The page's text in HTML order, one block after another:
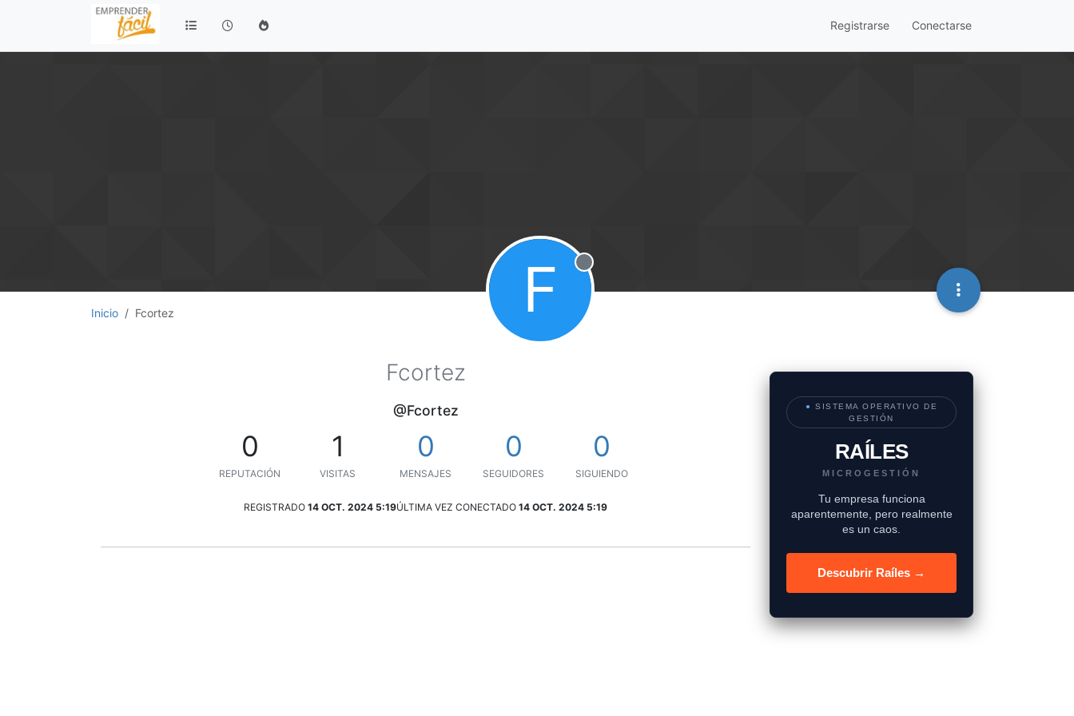
Registrarse Conectarse
Inicio Fcortez F Desconectado
Fcortez
@Fcortez
0
REPUTACIÓN
1
VISITAS
0
MENSAJES
0
SEGUIDORES
0
SIGUIENDO
REGISTRADO 14 OCT. 2024 5:19ÚLTIMA VEZ CONECTADO 14 OCT. 2024 5:19
●
SISTEMA OPERATIVO DE
GESTIÓN
RAÍLES
MICROGESTIÓN
Tu empresa funciona
aparentemente, pero realmente
es un caos.
Descubrir Raíles →